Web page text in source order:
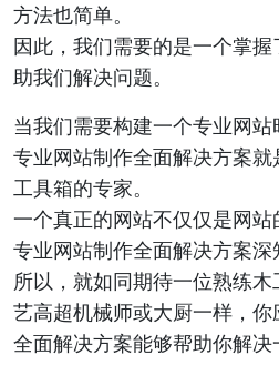
方法也简单。
因此，我们需要的是一个掌
助我们解决问题。
当我们需要构建一个专业网站
专业网站制作全面解决方案
工具箱的专家。
一个真正的网站不仅仅是网站
专业网站制作全面解决方案深
所以，就如同期待一位熟练
艺高超机械师或大厨一样，
全面解决方案能够帮助你解决